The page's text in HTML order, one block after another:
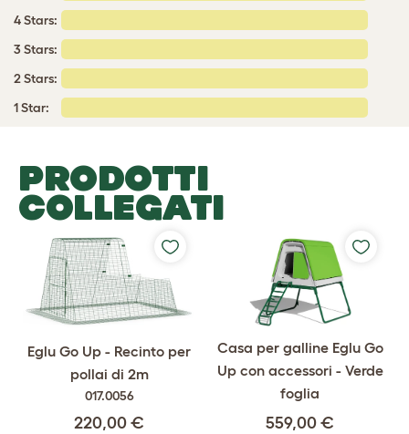
4 Stars:
3 Stars:
2 Stars:
1 Star:
PRODOTTI
COLLEGATI
Eglu Go Up - Recinto per
pollai di 2m
017.0056
220,00 €
Casa per galline Eglu Go
Up con accessori - Verde
foglia
559,00 €